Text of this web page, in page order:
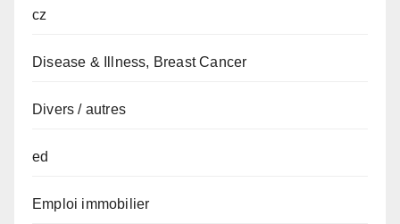
cz
Disease & Illness, Breast Cancer
Divers / autres
ed
Emploi immobilier